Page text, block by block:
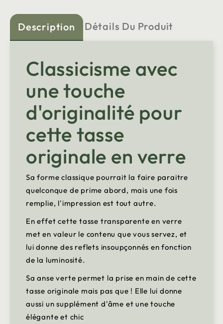
Description Détails Du Produit
Classicisme avec
une touche
d'originalité pour
cette tasse
originale en verre
Sa forme classique pourrait la faire paraitre
quelconque de prime abord, mais une fois
remplie, l'impression est tout autre.
En effet cette tasse transparente en verre
met en valeur le contenu que vous servez, et
lui donne des reflets insoupçonnés en fonction
de la luminosité.
Sa anse verte permet la prise en main de cette
tasse originale mais pas que ! Elle lui donne
aussi un supplément d'âme et une touche
élégante et chic